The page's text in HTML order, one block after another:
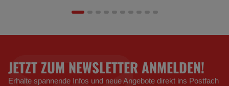
JETZT ZUM NEWSLETTER ANMELDEN!
Erhalte spannende Infos und neue Angebote direkt ins Postfach